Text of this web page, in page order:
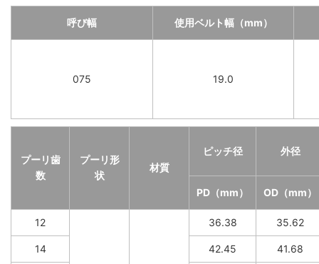
呼び幅 使用ベルト幅（mm）
075 19.0
プーリ歯
数
プーリ形
状
材質
ピッチ径 外径
PD（mm） OD（mm）
12 36.38 35.62
14 42.45 41.68